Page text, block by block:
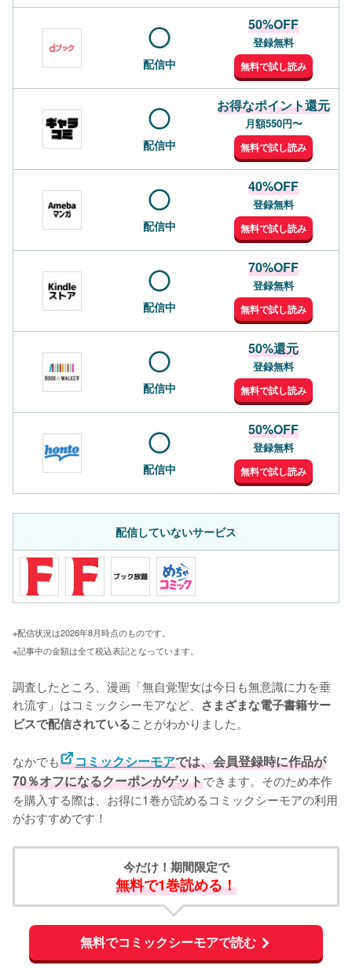
配信中
50%OFF
登録無料
無料で試し読み
配信中
お得なポイント還元
月額550円〜
無料で試し読み
配信中
40%OFF
登録無料
無料で試し読み
配信中
70%OFF
登録無料
無料で試し読み
配信中
50%還元
登録無料
無料で試し読み
配信中
50%OFF
登録無料
無料で試し読み
配信していないサービス
※配信状況は2026年8月時点のものです。
※記事中の金額は全て税込表記となっています。
調査したところ、漫画「無自覚聖女は今日も無意識に力を垂
れ流す」はコミックシーモアなど、 さまざまな電子書籍サー
ビスで配信されていることがわかりました。
なかでも コミックシーモアでは、会員登録時に作品が
70％オフになるクーポンがゲットできます。そのため本作
を購入する際は、お得に1巻が読めるコミックシーモアの利用
がおすすめです！
今だけ！期間限定で
無料で1巻読める！
無料でコミックシーモアで読む